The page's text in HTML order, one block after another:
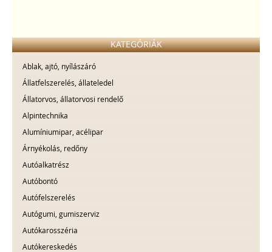
KATEGÓRIÁK
Ablak, ajtó, nyílászáró
Állatfelszerelés, állateledel
Állatorvos, állatorvosi rendelő
Alpintechnika
Alumíniumipar, acélipar
Árnyékolás, redőny
Autóalkatrész
Autóbontó
Autófelszerelés
Autógumi, gumiszerviz
Autókarosszéria
Autókereskedés